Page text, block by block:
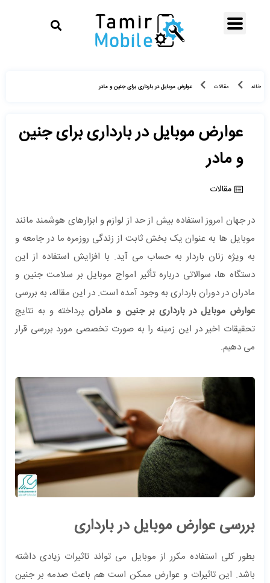
خانه مقالات عوارض موبایل در بارداری برای جنین و مادر
عوارض موبایل در بارداری برای جنین
و مادر
مقالات
در جهان امروز استفاده بیش از حد از لوازم و ابزارهای هوشمند مانند
موبایل ‌ها به عنوان یک بخش ثابت از زندگی روزمره ما در جامعه و
به ویژه زنان باردار به حساب می ‌آید. با افزایش استفاده از این
دستگاه ‌ها، سوالاتی درباره تأثیر امواج موبایل بر سلامت جنین و
مادران در دوران بارداری به وجود آمده است. در این مقاله، به بررسی
عوارض موبایل در بارداری بر جنین و مادرانپرداخته و به نتایج
تحقیقات اخیر در این زمینه را به صورت تخصصی مورد بررسی قرار
می دهیم.
بررسی عوارض موبایل در بارداری
بطور کلی استفاده مکرر از موبایل می تواند تاثیرات زیادی داشته
باشد. این تاثیرات و عوارض ممکن است هم باعث صدمه بر جنین